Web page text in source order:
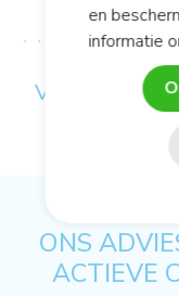
ONS
ACTIEVE
en
informatie